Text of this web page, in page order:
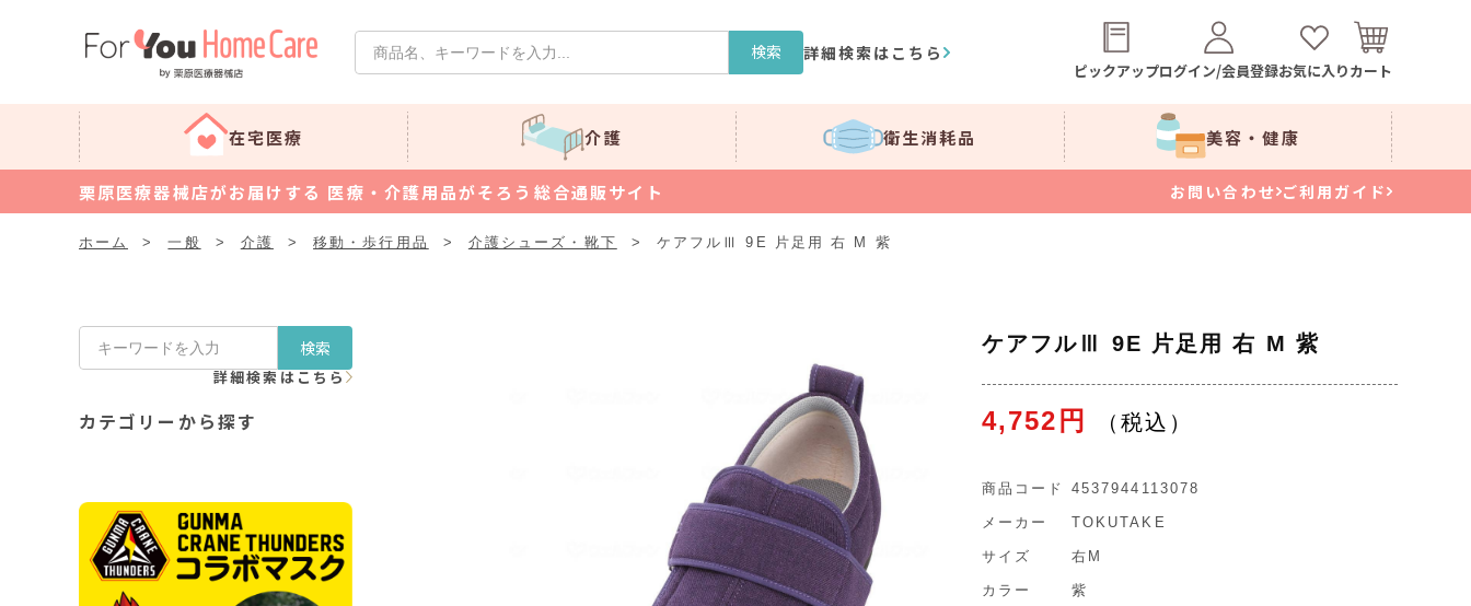
検索 詳細検索はこちら
ピックアップログイン/会員登録お気に入りカート
在宅医療 介護 衛生消耗品 美容・健康
栗原医療器械店がお届けする 医療・介護用品がそろう総合通販サイト お問い合わせ ご利用ガイド
ホーム > 一般 > 介護 > 移動・歩行用品 > 介護シューズ・靴下 > ケアフルⅢ 9E 片足用 右 M 紫
検索
詳細検索はこちら
カテゴリーから探す
ケアフルⅢ 9E 片足用 右 M 紫
4,752円
商品コード 4537944113078
メーカー TOKUTAKE
サイズ 右M
カラー 紫